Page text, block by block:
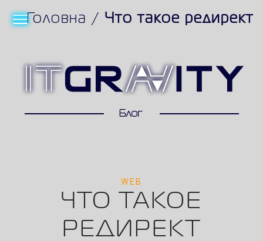
Головна / Что такое редирект
WEB
ЧТО ТАКОЕ
РЕДИРЕКТ